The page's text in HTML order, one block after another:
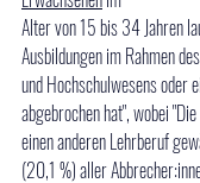
Alter von 15 bis 34 Jahren
Ausbildungen im Rahmen
und Hochschulwesens oder
abgebrochen hat", wobei
einen anderen Lehrberuf
(20,1 %) aller